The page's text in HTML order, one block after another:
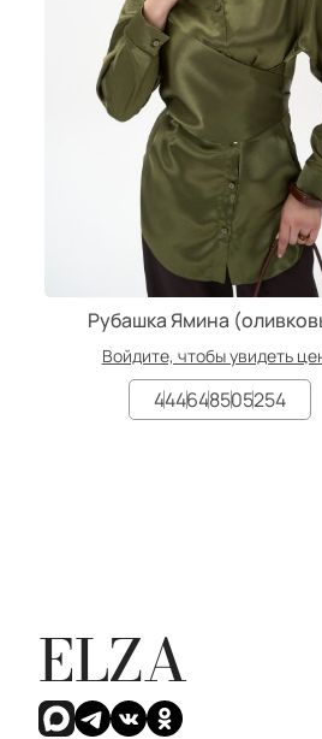
Рубашка Ямина
Войдите, чтобы увидеть
444648505254
ELZA